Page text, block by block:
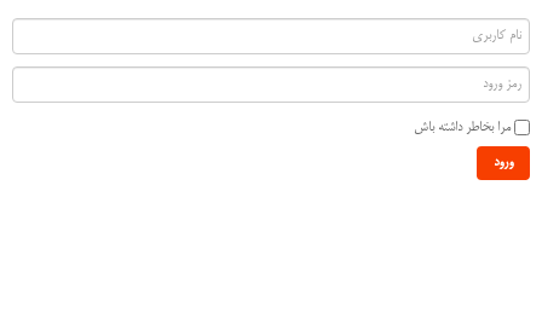
مرا بخاطر داشته باش
ورود